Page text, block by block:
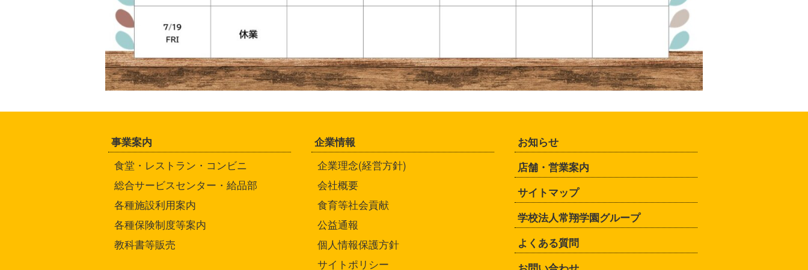
事業案内
食堂・レストラン・コンビニ
総合サービスセンター・給品部
各種施設利用案内
各種保険制度等案内
教科書等販売
企業情報
企業理念(経営方針)
会社概要
食育等社会貢献
公益通報
個人情報保護方針
サイトポリシー
お知らせ
店舗・営業案内
サイトマップ
学校法人常翔学園グループ
よくある質問